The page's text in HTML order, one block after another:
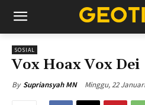
SOSIAL
Vox Hoax Vox Dei
By Supriansyah MN Minggu, 22